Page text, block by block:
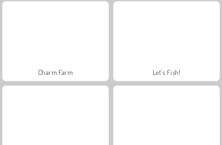
Charm Farm Let's Fish!